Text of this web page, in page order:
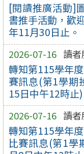
[閱讀推廣活動]
書推手活動，歡
年11月30日止。
2026-07-16 讀
轉知第115學年
賽訊息(第1學期
15日中午12時止)
2026-07-16 讀
轉知第115學年
比賽訊息(第1學